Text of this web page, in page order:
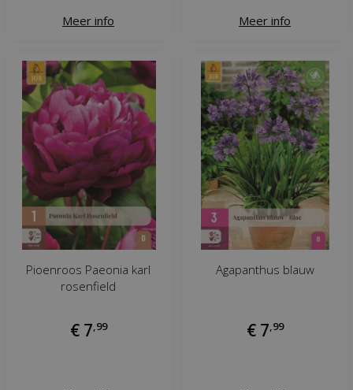
Meer info Meer info
Pioenroos Paeonia karl
rosenfield
€ 7 99
Agapanthus blauw
€ 7 99